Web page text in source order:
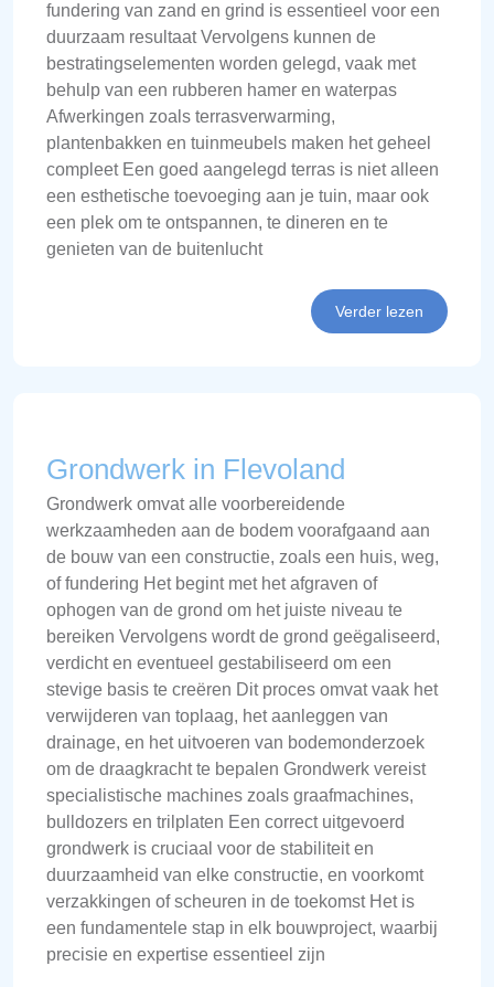
fundering van zand en grind is essentieel voor een
duurzaam resultaat Vervolgens kunnen de
bestratingselementen worden gelegd, vaak met
behulp van een rubberen hamer en waterpas
Afwerkingen zoals terrasverwarming,
plantenbakken en tuinmeubels maken het geheel
compleet Een goed aangelegd terras is niet alleen
een esthetische toevoeging aan je tuin, maar ook
een plek om te ontspannen, te dineren en te
genieten van de buitenlucht
Verder lezen
Grondwerk in Flevoland
Grondwerk omvat alle voorbereidende
werkzaamheden aan de bodem voorafgaand aan
de bouw van een constructie, zoals een huis, weg,
of fundering Het begint met het afgraven of
ophogen van de grond om het juiste niveau te
bereiken Vervolgens wordt de grond geëgaliseerd,
verdicht en eventueel gestabiliseerd om een
stevige basis te creëren Dit proces omvat vaak het
verwijderen van toplaag, het aanleggen van
drainage, en het uitvoeren van bodemonderzoek
om de draagkracht te bepalen Grondwerk vereist
specialistische machines zoals graafmachines,
bulldozers en trilplaten Een correct uitgevoerd
grondwerk is cruciaal voor de stabiliteit en
duurzaamheid van elke constructie, en voorkomt
verzakkingen of scheuren in de toekomst Het is
een fundamentele stap in elk bouwproject, waarbij
precisie en expertise essentieel zijn